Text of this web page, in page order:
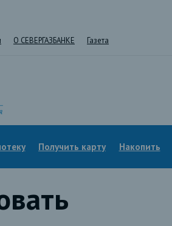
О СЕВЕРГАЗБАНКЕ Газета
Получить карту Накопить